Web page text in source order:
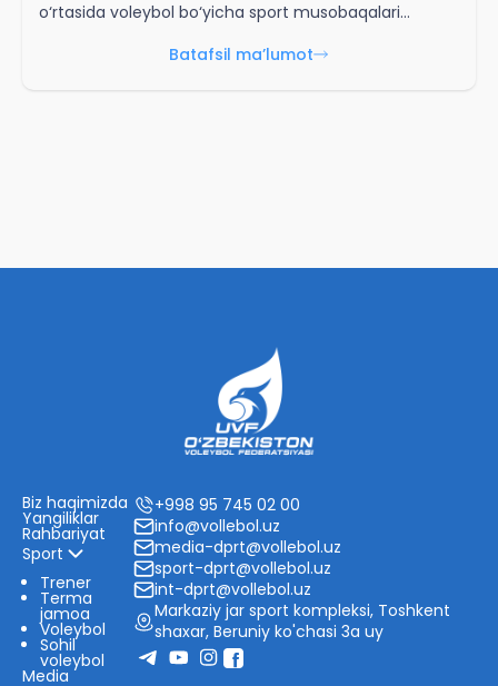
o‘rtasida voleybol bo‘yicha sport musobaqalari
Batafsil ma’lumot
Biz haqimizda
Yangiliklar
Rahbariyat
Sport
Trener
Terma
jamoa
Voleybol
Sohil
voleybol
Media
+998 95 745 02 00
info@vollebol.uz
media-dprt@vollebol.uz
sport-dprt@vollebol.uz
int-dprt@vollebol.uz
Markaziy jar sport kompleksi, Toshkent
shaxar, Beruniy ko'chasi 3a uy